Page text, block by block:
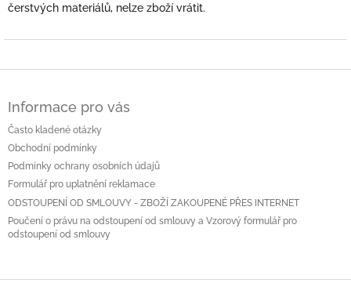
čerstvých materiálů, nelze zboží vrátit.
Informace pro vás
Často kladené otázky
Obchodní podmínky
Podmínky ochrany osobních údajů
Formulář pro uplatnění reklamace
ODSTOUPENÍ OD SMLOUVY - ZBOŽÍ ZAKOUPENÉ PŘES INTERNET
Poučení o právu na odstoupení od smlouvy a Vzorový formulář pro
odstoupení od smlouvy